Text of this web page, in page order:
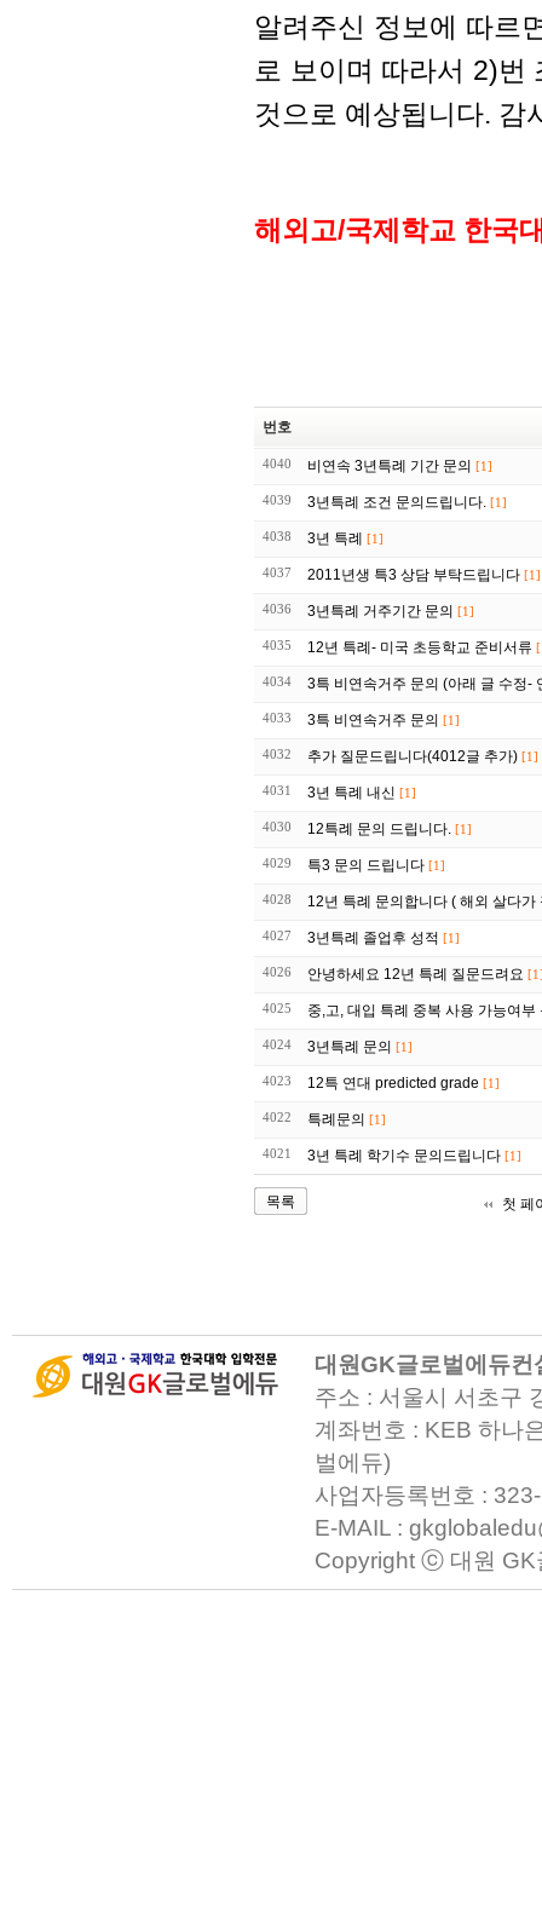
알려주신 정보에 따르
로 보이며 따라서 2)번
것으로 예상됩니다. 감
해외고/국제학교 한국
번호
4040 비연속 3년특례 기간 문의 [1]
4039 3년특례 조건 문의드립니다. [1]
4038 3년 특례 [1]
4037 2011년생 특3 상담 부탁드립니다 [1]
4036 3년특례 거주기간 문의 [1]
4035 12년 특례- 미국 초등학교 준비서류
4034 3특 비연속거주 문의 (아래 글 수정-
4033 3특 비연속거주 문의 [1]
4032 추가 질문드립니다(4012글 추가) [1]
4031 3년 특례 내신 [1]
4030 12특례 문의 드립니다. [1]
4029 특3 문의 드립니다 [1]
4028 12년 특례 문의합니다 ( 해외 살다가
4027 3년특례 졸업후 성적 [1]
4026 안녕하세요 12년 특례 질문드려요
4025 중,고, 대입 특례 중복 사용 가능여부
4024 3년특례 문의 [1]
4023 12특 연대 predicted grade [1]
4022 특례문의 [1]
4021 3년 특례 학기수 문의드립니다 [1]
목록 첫 페
대원GK글로벌에듀
주소 : 서울시 서초구
계좌번호 : KEB 하나
벌에듀)
사업자등록번호 :
E-MAIL :
Copyright ⓒ 대원 GK